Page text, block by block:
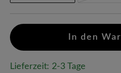
In den
Lieferzeit: 2-3 Tage